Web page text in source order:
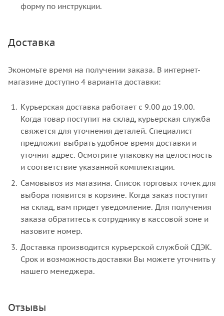
форму по инструкции.
Доставка
Экономьте время на получении заказа. В интернет-
магазине доступно 4 варианта доставки:
Курьерская доставка работает с 9.00 до 19.00.
Когда товар поступит на склад, курьерская служба
свяжется для уточнения деталей. Специалист
предложит выбрать удобное время доставки и
уточнит адрес. Осмотрите упаковку на целостность
и соответствие указанной комплектации.
Самовывоз из магазина. Список торговых точек для
выбора появится в корзине. Когда заказ поступит
на склад, вам придет уведомление. Для получения
заказа обратитесь к сотруднику в кассовой зоне и
назовите номер.
Доставка производится курьерской службой СДЭК.
Срок и возможность доставки Вы можете уточнить у
нашего менеджера.
Отзывы